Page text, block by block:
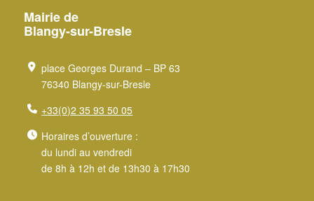
Mairie de
Blangy-sur-Bresle
place Georges Durand – BP 63
76340 Blangy-sur-Bresle
+33(0)2 35 93 50 05
Horaires d’ouverture :
du lundi au vendredi
de 8h à 12h et de 13h30 à 17h30